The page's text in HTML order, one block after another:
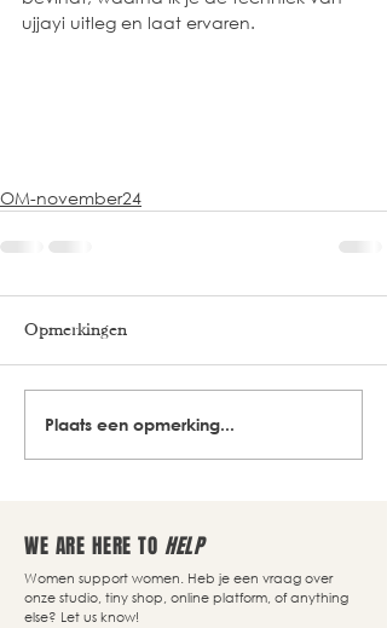
ujjayi uitleg en laat ervaren.
OM-november24
Opmerkingen
Plaats een opmerking...
WE ARE HERE TO HELP
Women support women. Heb je een vraag over
onze studio, tiny shop, online platform, of anything
else? Let us know!